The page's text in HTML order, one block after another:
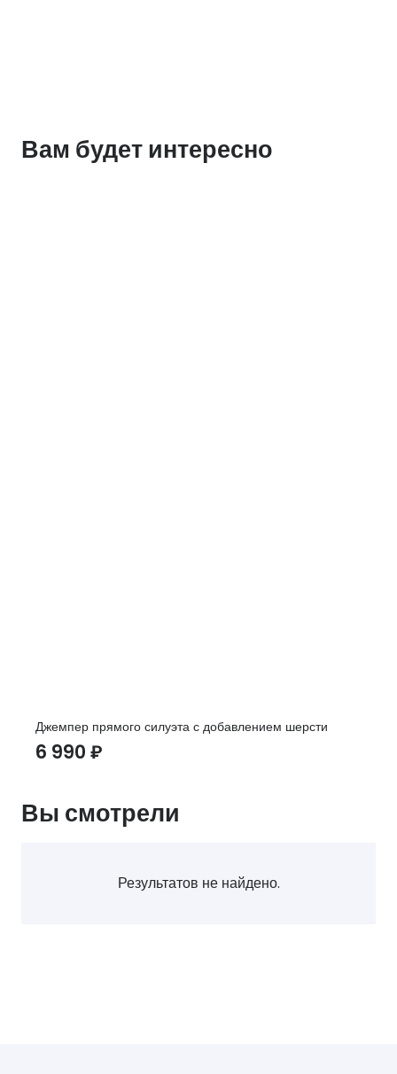
Вам будет интересно
Джемпер прямого силуэта с добавлением шерсти
6 990 ₽
Вы смотрели
Результатов не найдено.